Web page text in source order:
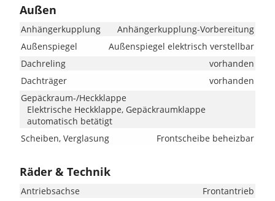
Außen
Anhängerkupplung
Anhängerkupplung-Vorbereitung
Außenspiegel
Außenspiegel elektrisch verstellbar
Dachreling
vorhanden
Dachträger
vorhanden
Gepäckraum-/Heckklappe
Elektrische Heckklappe, Gepäckraumklappe
automatisch betätigt
Scheiben, Verglasung
Frontscheibe beheizbar
Räder & Technik
Antriebsachse
Frontantrieb